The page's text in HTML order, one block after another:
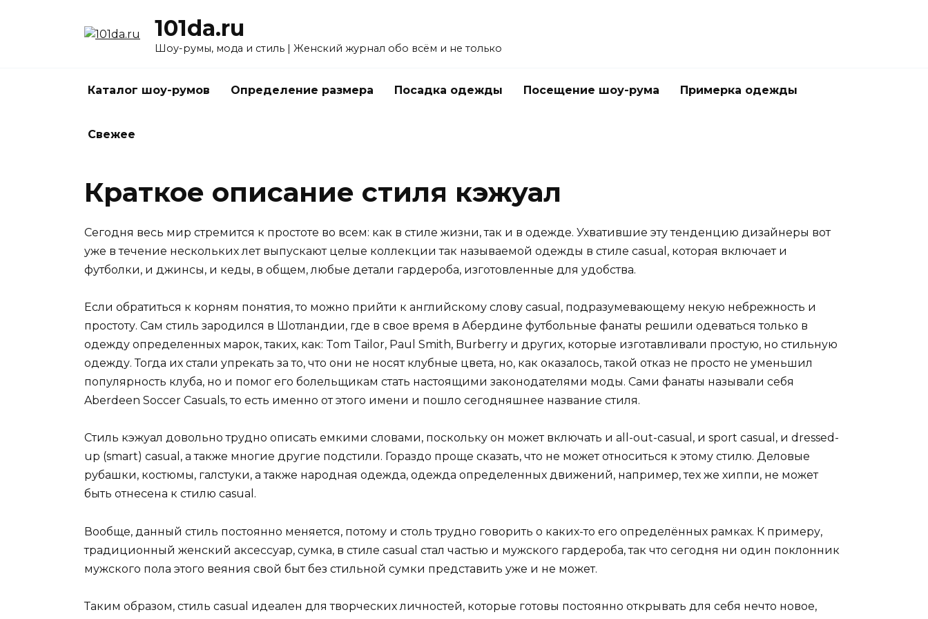
101da.ru
Шоу-румы, мода и стиль | Женский журнал обо всём и не только
Каталог шоу-румов Определение размера Посадка одежды Посещение шоу-рума Примерка одежды
Свежее
Краткое описание стиля кэжуал
Сегодня весь мир стремится к простоте во всем: как в стиле жизни, так и в одежде. Ухватившие эту тенденцию дизайнеры вот
уже в течение нескольких лет выпускают целые коллекции так называемой одежды в стиле casual, которая включает и
футболки, и джинсы, и кеды, в общем, любые детали гардероба, изготовленные для удобства.
Если обратиться к корням понятия, то можно прийти к английскому слову casual, подразумевающему некую небрежность и
простоту. Сам стиль зародился в Шотландии, где в свое время в Абердине футбольные фанаты решили одеваться только в
одежду определенных марок, таких, как: Tom Tailor, Paul Smith, Burberry и других, которые изготавливали простую, но стильную
одежду. Тогда их стали упрекать за то, что они не носят клубные цвета, но, как оказалось, такой отказ не просто не уменьшил
популярность клуба, но и помог его болельщикам стать настоящими законодателями моды. Сами фанаты называли себя
Aberdeen Soccer Casuals, то есть именно от этого имени и пошло сегодняшнее название стиля.
Стиль кэжуал довольно трудно описать емкими словами, поскольку он может включать и all-out-casual, и sport casual, и dressed-
up (smart) casual, а также многие другие подстили. Гораздо проще сказать, что не может относиться к этому стилю. Деловые
рубашки, костюмы, галстуки, а также народная одежда, одежда определенных движений, например, тех же хиппи, не может
быть отнесена к стилю casual.
Вообще, данный стиль постоянно меняется, потому и столь трудно говорить о каких-то его определённых рамках. К примеру,
традиционный женский аксессуар, сумка, в стиле casual стал частью и мужского гардероба, так что сегодня ни один поклонник
мужского пола этого веяния свой быт без стильной сумки представить уже и не может.
Таким образом, стиль casual идеален для творческих личностей, которые готовы постоянно открывать для себя нечто новое,